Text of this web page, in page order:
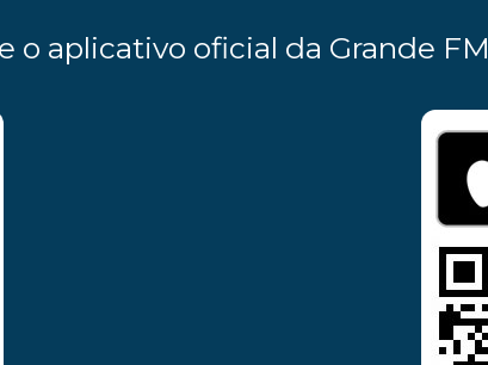
o aplicativo oficial da Grande FM